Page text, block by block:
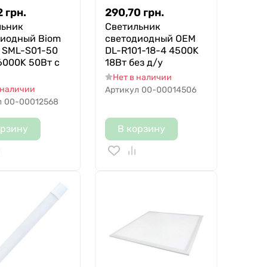
грн.
Biom
SML-S01-50
50Вт с
00-00012568
290,70 грн.
Светильник
светодиодный OEM
DL-R101-18-4 4500K
18Вт без д/у
Нет в наличии
Артикул 00-00014506
В корзину